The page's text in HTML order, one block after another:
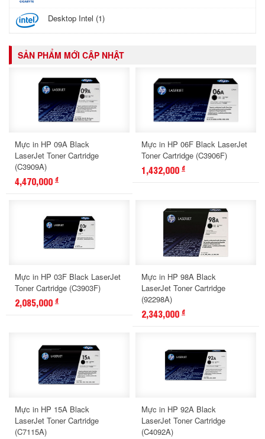
Desktop Intel (1)
SẢN PHẨM MỚI CẬP NHẬT
Mực in HP 09A Black
LaserJet Toner Cartridge
(C3909A)
4,470,000 đ
Mực in HP 06F Black LaserJet
Toner Cartridge (C3906F)
1,432,000 đ
Mực in HP 03F Black LaserJet
Toner Cartridge (C3903F)
2,085,000 đ
Mực in HP 98A Black
LaserJet Toner Cartridge
(92298A)
2,343,000 đ
Mực in HP 15A Black
LaserJet Toner Cartridge
(C7115A)
Mực in HP 92A Black
LaserJet Toner Cartridge
(C4092A)